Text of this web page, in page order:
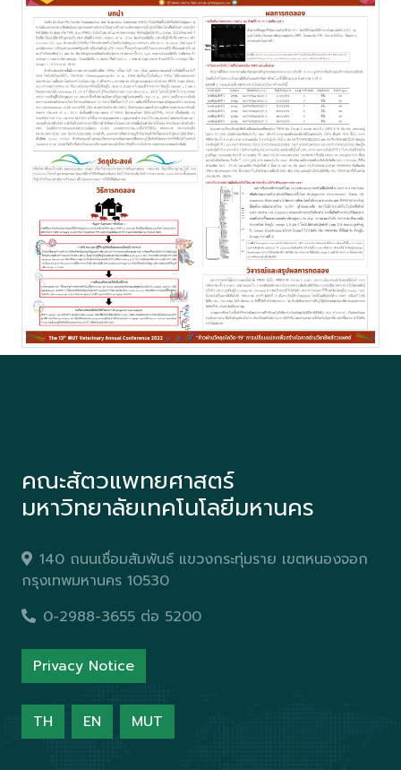
คณะสัตวแพทยศาสตร์
มหาวิทยาลัยเทคโนโลยีมหานคร
140 ถนนเชื่อมสัมพันธ์ แขวงกระทุ่มราย เขตหนองจอก
กรุงเทพมหานคร 10530
0-2988-3655 ต่อ 5200
Privacy Notice
TH EN MUT